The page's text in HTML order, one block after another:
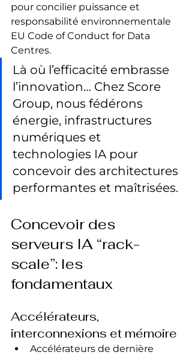
pour concilier puissance et
responsabilité environnementale
EU Code of Conduct for Data
Centres.
Là où l’efficacité embrasse
l’innovation… Chez Score
Group, nous fédérons
énergie, infrastructures
numériques et
technologies IA pour
concevoir des architectures
performantes et maîtrisées.
Concevoir des
serveurs IA “rack-
scale”: les
fondamentaux
Accélérateurs,
interconnexions et mémoire
Accélérateurs de dernière